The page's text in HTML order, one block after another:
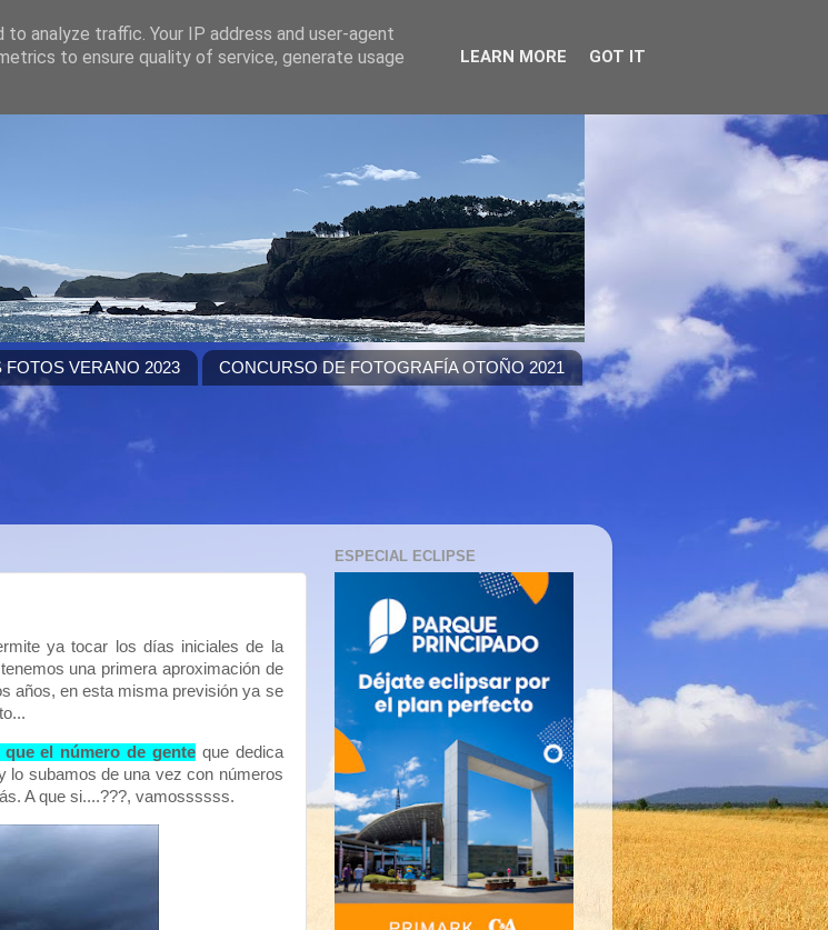
FOTOS VERANO 2023 CONCURSO DE FOTOGRAFÍA OTOÑO 2021
ya tocar los días iniciales de la
una primera aproximación de
años, en esta misma previsión ya se
el número de genteque dedica
lo subamos de una vez con números
A que si....???, vamossssss.
ESPECIAL ECLIPSE
analyze traffic. Your IP address and user-agent
to ensure quality of service, generate usage
LEARN MORE GOT IT